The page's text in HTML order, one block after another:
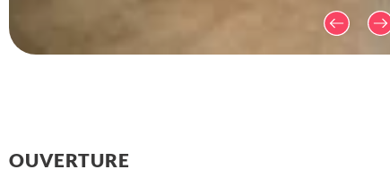
OUVERTURE